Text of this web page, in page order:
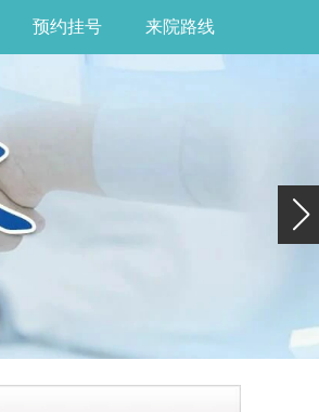
预约挂号 来院路线